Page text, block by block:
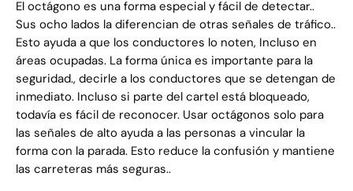
El octágono es una forma especial y fácil de detectar..
Sus ocho lados la diferencian de otras señales de tráfico..
Esto ayuda a que los conductores lo noten, Incluso en
áreas ocupadas. La forma única es importante para la
seguridad., decirle a los conductores que se detengan de
inmediato. Incluso si parte del cartel está bloqueado,
todavía es fácil de reconocer. Usar octágonos solo para
las señales de alto ayuda a las personas a vincular la
forma con la parada. Esto reduce la confusión y mantiene
las carreteras más seguras..